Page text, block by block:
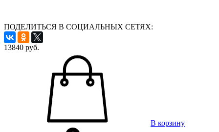
ПОДЕЛИТЬСЯ В СОЦИАЛЬНЫХ СЕТЯХ:
13840 руб.
В корзину